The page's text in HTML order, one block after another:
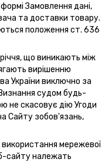
Замовлення дані,
та доставки товару.
положення ст. 636
що виникають між
вирішенню
України виключно за
судом будь-
не скасовує дію Угоди
Сайту зобов'язань,
мережевої
сайту належать